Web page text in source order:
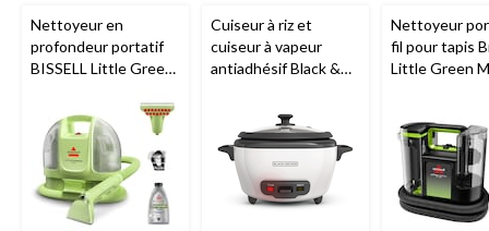
Nettoyeur en
profondeur portatif
BISSELL Little Green
tapis et tissus
d'ameublement
Cuiseur à riz et
cuiseur à vapeur
antiadhésif Black &
Nettoyeur
fil pour tapis
Little Green